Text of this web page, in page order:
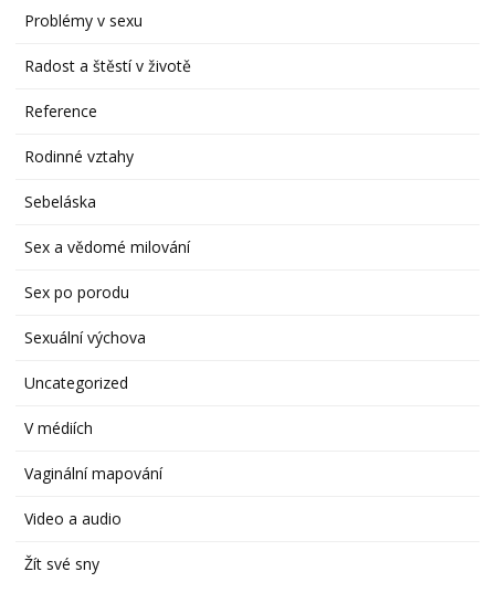
Problémy v sexu
Radost a štěstí v životě
Reference
Rodinné vztahy
Sebeláska
Sex a vědomé milování
Sex po porodu
Sexuální výchova
Uncategorized
V médiích
Vaginální mapování
Video a audio
Žít své sny